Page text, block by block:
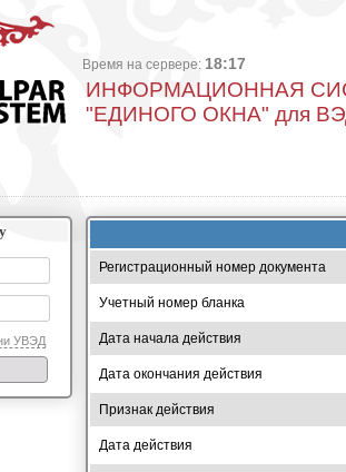
Время на сервере: 18:17
ИНФОРМАЦИОННАЯ
"ЕДИНОГО ОКНА" для
УВЭД
Регистрационный номер документа
Учетный номер бланка
Дата начала действия
Дата окончания действия
Признак действия
Дата действия